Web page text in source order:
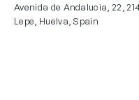
Avenida de Andalucia, 22,
Lepe, Huelva, Spain